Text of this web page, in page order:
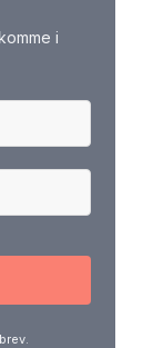
i